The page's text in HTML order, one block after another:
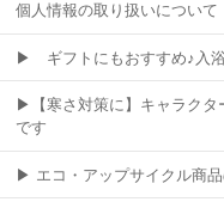
個人情報の取り扱いについて
▶ ギフトにもおすすめ♪入
▶【寒さ対策に】キャラクタ
です
▶ エコ・アップサイクル商品